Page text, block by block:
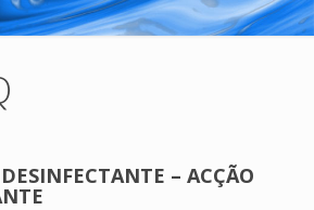
– ACÇÃO